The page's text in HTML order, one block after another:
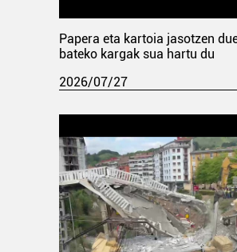
Papera eta kartoia jasotzen
bateko kargak sua hartu du
2026/07/27